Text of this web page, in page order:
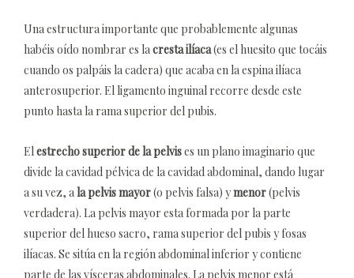
Una estructura importante que probablemente algunas
habéis oído nombrar es lacresta ilíaca(es el huesito que tocáis
cuando os palpáis la cadera) que acaba en la espina ilíaca
anterosuperior. El ligamento inguinal recorre desde este
punto hasta la rama superior del pubis.
Elestrecho superior de la pelvises un plano imaginario que
divide la cavidad pélvica de la cavidad abdominal, dando lugar
a su vez, ala pelvis mayor(o pelvis falsa) ymenor(pelvis
verdadera). La pelvis mayor esta formada por la parte
superior del hueso sacro, rama superior del pubis y fosas
ilíacas. Se sitúa en la región abdominal inferior y contiene
parte de las vísceras abdominales. La pelvis menor está